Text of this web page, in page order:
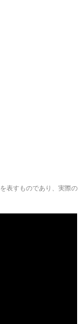
表すものであり、実際の